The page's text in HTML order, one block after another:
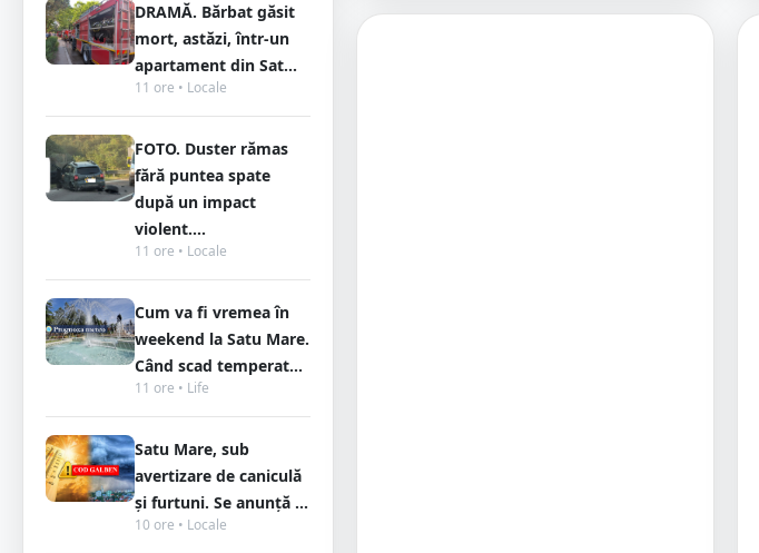
DRAMĂ. Bărbat găsit
mort, astăzi, într-un
apartament din Sat...
11 ore • Locale
FOTO. Duster rămas
fără puntea spate
după un impact
violent....
11 ore • Locale
Cum va fi vremea în
weekend la Satu Mare.
Când scad temperat...
11 ore • Life
Satu Mare, sub
avertizare de caniculă
și furtuni. Se anunță ...
10 ore • Locale